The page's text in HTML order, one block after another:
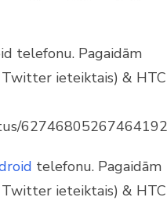
telefonu. Pagaidām
Twitter ieteiktais) & HTC
62746805267464192
telefonu. Pagaidām
Twitter ieteiktais) & HTC